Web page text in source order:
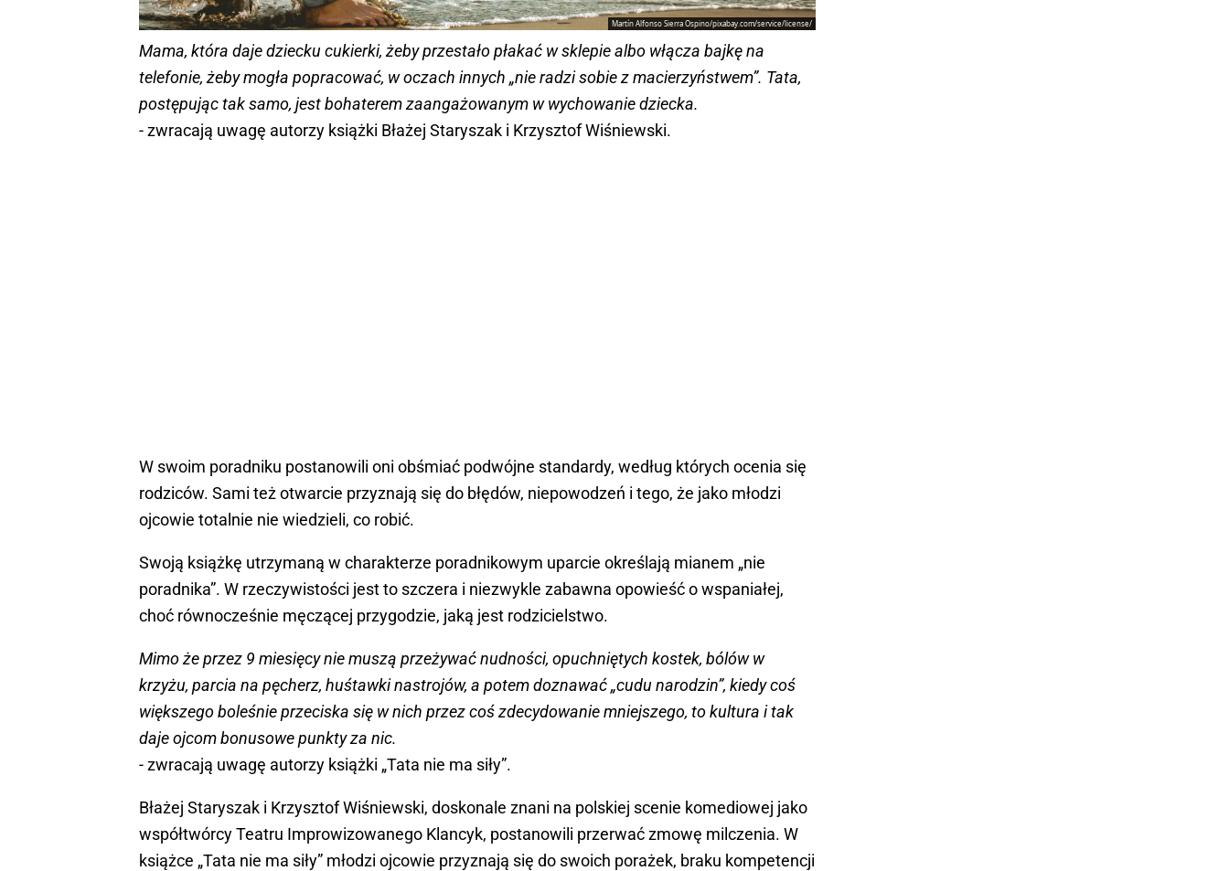
Martín Alfonso Sierra Ospino/pixabay.com/service/license/
Mama, która daje dziecku cukierki, żeby przestało płakać w sklepie albo włącza bajkę na
telefonie, żeby mogła popracować, w oczach innych „nie radzi sobie z macierzyństwem”. Tata,
postępując tak samo, jest bohaterem zaangażowanym w wychowanie dziecka.
- zwracają uwagę autorzy książki Błażej Staryszak i Krzysztof Wiśniewski.
W swoim poradniku postanowili oni obśmiać podwójne standardy, według których ocenia się
rodziców. Sami też otwarcie przyznają się do błędów, niepowodzeń i tego, że jako młodzi
ojcowie totalnie nie wiedzieli, co robić.
Swoją książkę utrzymaną w charakterze poradnikowym uparcie określają mianem „nie
poradnika”. W rzeczywistości jest to szczera i niezwykle zabawna opowieść o wspaniałej,
choć równocześnie męczącej przygodzie, jaką jest rodzicielstwo.
Mimo że przez 9 miesięcy nie muszą przeżywać nudności, opuchniętych kostek, bólów w
krzyżu, parcia na pęcherz, huśtawki nastrojów, a potem doznawać „cudu narodzin”, kiedy coś
większego boleśnie przeciska się w nich przez coś zdecydowanie mniejszego, to kultura i tak
daje ojcom bonusowe punkty za nic.
- zwracają uwagę autorzy książki „Tata nie ma siły”.
Błażej Staryszak i Krzysztof Wiśniewski, doskonale znani na polskiej scenie komediowej jako
współtwórcy Teatru Improwizowanego Klancyk, postanowili przerwać zmowę milczenia. W
książce „Tata nie ma siły” młodzi ojcowie przyznają się do swoich porażek, braku kompetencji